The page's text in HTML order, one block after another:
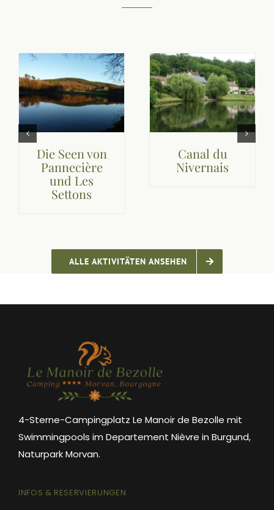
Die Seen von
Pannecière
und Les
Settons
Canal du
Nivernais
ALLE AKTIVITÄTEN ANSEHEN
4-Sterne-Campingplatz Le Manoir de Bezolle mit
Swimmingpools im Departement Nièvre in Burgund,
Naturpark Morvan.
INFOS & RESERVIERUNGEN